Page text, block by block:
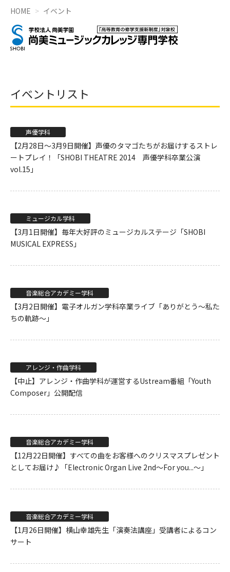
HOME イベント
イベントリスト
声優学科
【2月28日〜3月9日開催】声優のタマゴたちがお届けするストレ
ートプレイ！「SHOBI THEATRE 2014 声優学科卒業公演
vol.15」
ミュージカル学科
【3月1日開催】毎年大好評のミュージカルステージ「SHOBI
MUSICAL EXPRESS」
音楽総合アカデミー学科
【3月2日開催】電子オルガン学科卒業ライブ「ありがとう〜私た
ちの軌跡〜」
アレンジ・作曲学科
【中止】アレンジ・作曲学科が運営するUstream番組「Youth
Composer」公開配信
音楽総合アカデミー学科
【12月22日開催】すべての曲をお客様へのクリスマスプレゼント
としてお届け♪「Electronic Organ Live 2nd〜For you...〜」
音楽総合アカデミー学科
【1月26日開催】横山幸雄先生「演奏法講座」受講者によるコン
サート